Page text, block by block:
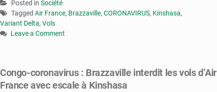
Posted in Société
Tagged Air France, Brazzaville, CORONAVIRUS, Kinshasa,
Variant Delta, Vols
Leave a Comment
:
Air
Congo-coronavirus : Brazzaville interdit les vols d’Air
France avec escale à Kinshasa